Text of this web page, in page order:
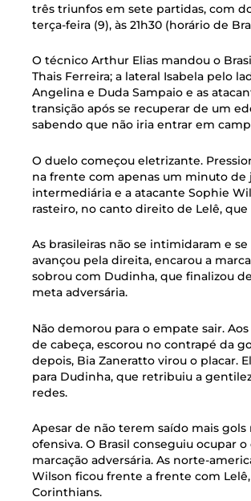
três triunfos em sete partidas, com
terça-feira (9), às 21h30 (horário de
O técnico Arthur Elias mandou o
Thais Ferreira; a lateral Isabela pelo
Angelina e Duda Sampaio e as
transição após se recuperar de um
sabendo que não iria entrar em
O duelo começou eletrizante.
na frente com apenas um minuto de
intermediária e a atacante Sophie
rasteiro, no canto direito de Lelê,
As brasileiras não se intimidaram e
avançou pela direita, encarou a
sobrou com Dudinha, que finalizou
meta adversária.
Não demorou para o empate sair.
de cabeça, escorou no contrapé da
depois, Bia Zaneratto virou o placar.
para Dudinha, que retribuiu a
redes.
Apesar de não terem saído mais
ofensiva. O Brasil conseguiu ocupar
marcação adversária. As norte-
Wilson ficou frente a frente com
Corinthians.